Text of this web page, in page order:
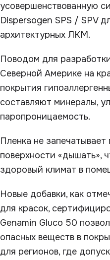
усовершенствованную
Dispersogen SPS / SPV
архитектурных ЛКМ.
Поводом для
Северной Америке на
покрытия
составляют минералы,
паропроницаемость.
Пленка не
поверхности «дышать»,
здоровый климат в
Новые добавки, как
для красок,
Genamin Gluco 50
опасных веществ в
для регионов, где